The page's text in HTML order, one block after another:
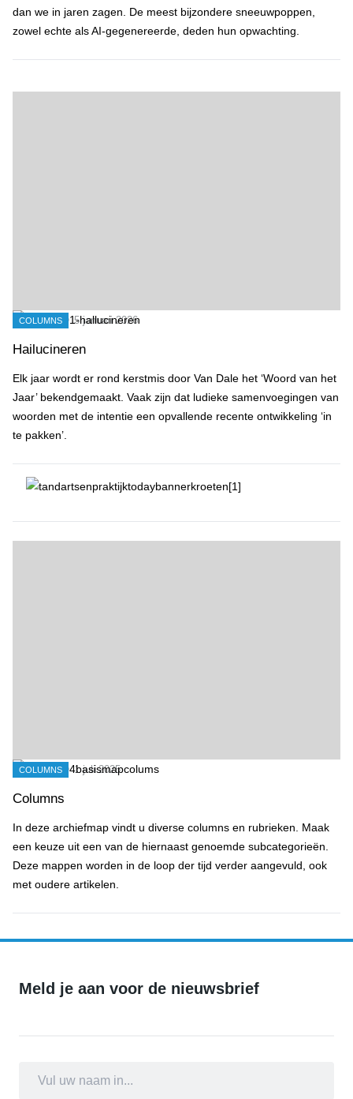
dan we in jaren zagen. De meest bijzondere sneeuwpoppen,
zowel echte als AI-gegenereerde, deden hun opwachting.
COLUMNS 5 januari 2026
Hailucineren
Elk jaar wordt er rond kerstmis door Van Dale het ‘Woord van het
Jaar’ bekendgemaakt. Vaak zijn dat ludieke samenvoegingen van
woorden met de intentie een opvallende recente ontwikkeling ‘in
te pakken’.
COLUMNS 1 juli 2025
Columns
In deze archiefmap vindt u diverse columns en rubrieken. Maak
een keuze uit een van de hiernaast genoemde subcategorieën.
Deze mappen worden in de loop der tijd verder aangevuld, ook
met oudere artikelen.
Meld je aan voor de nieuwsbrief